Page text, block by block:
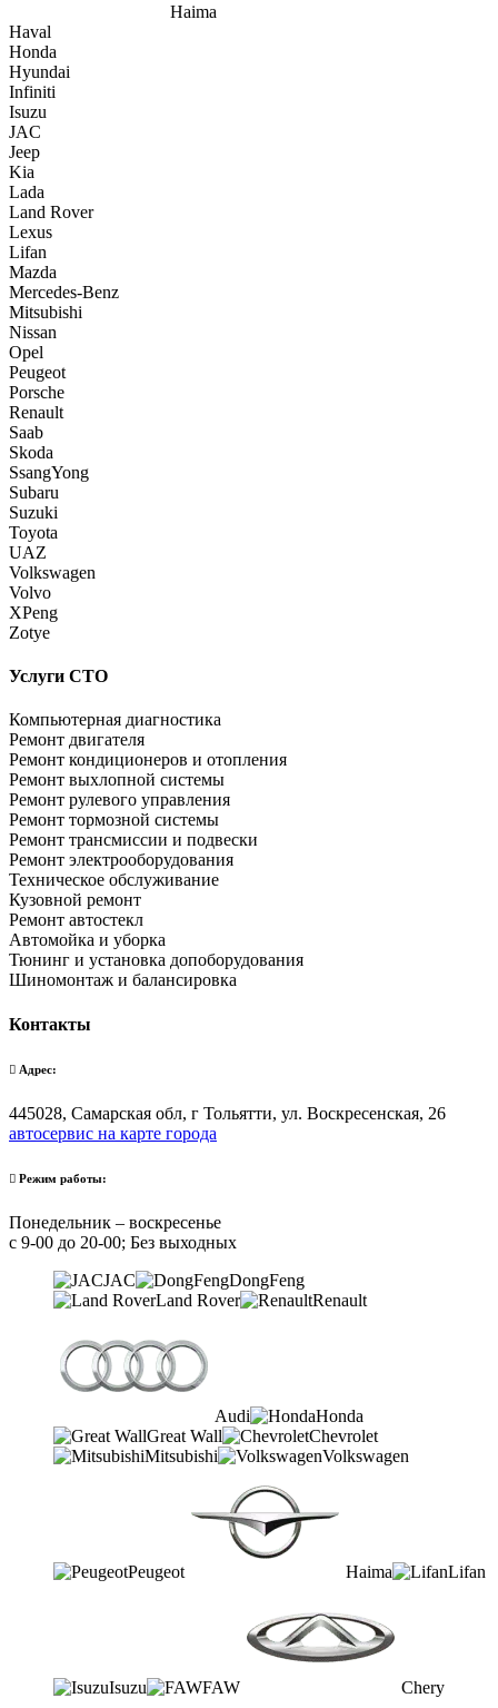
Haima
Haval
Honda
Hyundai
Infiniti
Isuzu
JAC
Jeep
Kia
Lada
Land Rover
Lexus
Lifan
Mazda
Mercedes-Benz
Mitsubishi
Nissan
Opel
Peugeot
Porsche
Renault
Saab
Skoda
SsangYong
Subaru
Suzuki
Toyota
UAZ
Volkswagen
Volvo
XPeng
Zotye
Услуги СТО
Компьютерная диагностика
Ремонт двигателя
Ремонт кондиционеров и отопления
Ремонт выхлопной системы
Ремонт рулевого управления
Ремонт тормозной системы
Ремонт трансмиссии и подвески
Ремонт электрооборудования
Техническое обслуживание
Кузовной ремонт
Ремонт автостекл
Автомойка и уборка
Тюнинг и установка допоборудования
Шиномонтаж и балансировка
Контакты
Адрес:
445028, Самарская обл, г Тольятти, ул. Воскресенская, 26
автосервис на карте города
Режим работы:
Понедельник – воскресенье
с 9-00 до 20-00; Без выходных
JAC
DongFeng
Land Rover
Renault
Audi
Honda
Great Wall
Chevrolet
Mitsubishi
Volkswagen
Peugeot Haima Lifan
Isuzu FAW Chery